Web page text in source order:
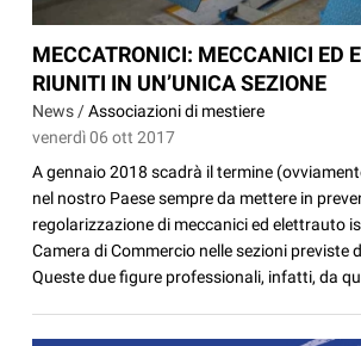
MECCATRONICI: MECCANICI ED
RIUNITI IN UN’UNICA SEZIONE
News /Associazioni di mestiere
venerdì 06 ott 2017
A gennaio 2018 scadrà il termine
nel nostro Paese sempre da mettere in
regolarizzazione di meccanici ed elettrauto
Camera di Commercio nelle sezioni previste
Queste due figure professionali, infatti, da